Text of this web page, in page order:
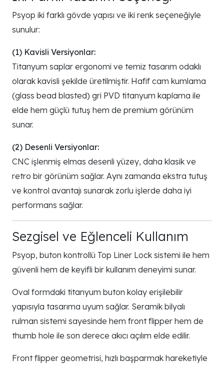
Psyop iki farklı gövde yapısı ve iki renk seçeneğiyle
sunulur:
(1) Kavisli Versiyonlar:
Titanyum saplar ergonomi ve temiz tasarım odaklı
olarak kavisli şekilde üretilmiştir. Hafif cam kumlama
(glass bead blasted) gri PVD titanyum kaplama ile
elde hem güçlü tutuş hem de premium görünüm
sunar.
(2) Desenli Versiyonlar:
CNC işlenmiş elmas desenli yüzey, daha klasik ve
retro bir görünüm sağlar. Aynı zamanda ekstra tutuş
ve kontrol avantajı sunarak zorlu işlerde daha iyi
performans sağlar.
Sezgisel ve Eğlenceli Kullanım
Psyop, buton kontrollü Top Liner Lock sistemi ile hem
güvenli hem de keyifli bir kullanım deneyimi sunar.
Oval formdaki titanyum buton kolay erişilebilir
yapısıyla tasarıma uyum sağlar. Seramik bilyalı
rulman sistemi sayesinde hem front flipper hem de
thumb hole ile son derece akıcı açılım elde edilir.
Front flipper geometrisi, hızlı başparmak hareketiyle